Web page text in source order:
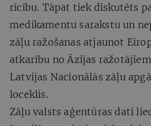
rīcību. Tāpat tiek diskutēts
medikamentu sarakstu un
zāļu ražošanas atjaunot
atkarību no Āzijas
Latvijas Nacionālās zāļu
loceklis.
Zāļu valsts aģentūras dati